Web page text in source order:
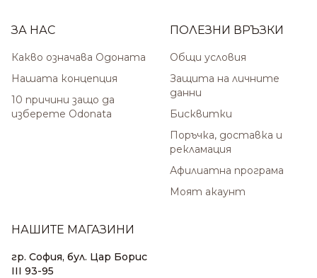
ЗА НАС
Какво означава Одоната
Нашата концепция
10 причини защо да
изберете Odonata
ПОЛЕЗНИ ВРЪЗКИ
Общи условия
Защита на личните
данни
Бисквитки
Поръчка, доставка и
рекламация
Афилиатна програма
Моят акаунт
НАШИТЕ МАГАЗИНИ
гр. София, бул. Цар Борис
III 93-95